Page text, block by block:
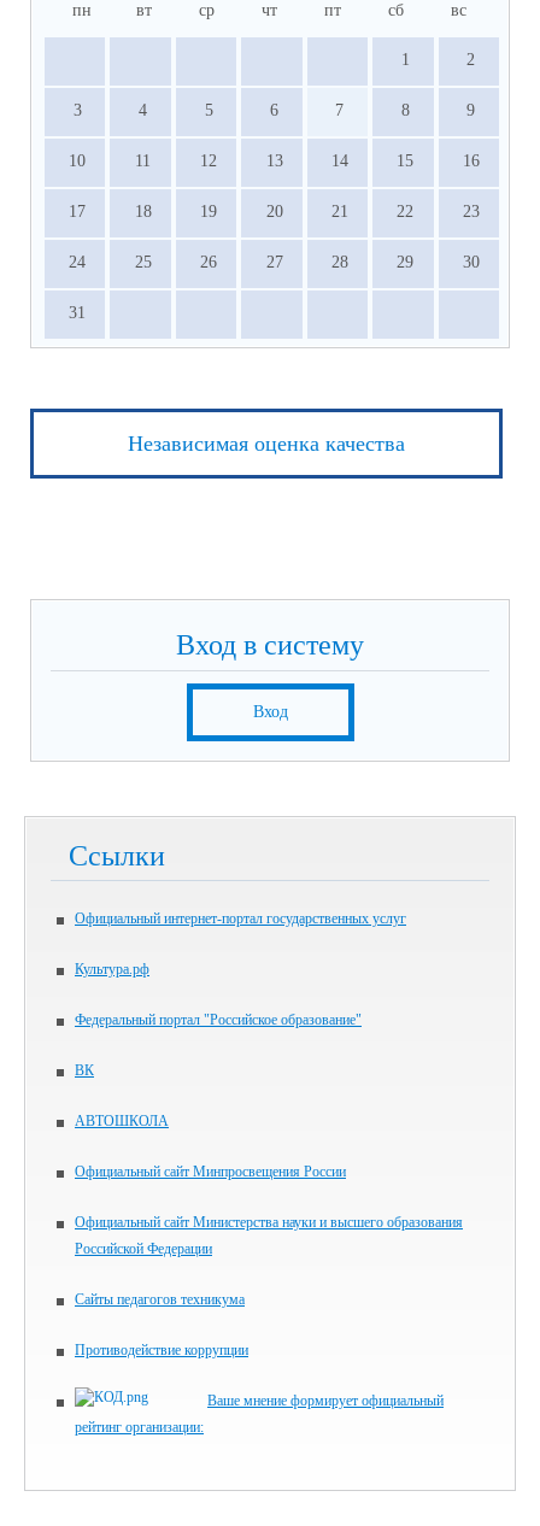
пн вт ср чт пт сб вс
1 2
3 4 5 6 7 8 9
10 11 12 13 14 15 16
17 18 19 20 21 22 23
24 25 26 27 28 29 30
31
Независимая оценка качества
Вход в систему
Вход
Ссылки
Официальный интернет-портал государственных услуг
Культура.рф
Федеральный портал "Российское образование"
ВК
АВТОШКОЛА
Официальный сайт Минпросвещения России
Официальный сайт Министерства науки и высшего образования
Российской Федерации
Сайты педагогов техникума
Противодействие коррупции
Ваше мнение формирует официальный
рейтинг организации: